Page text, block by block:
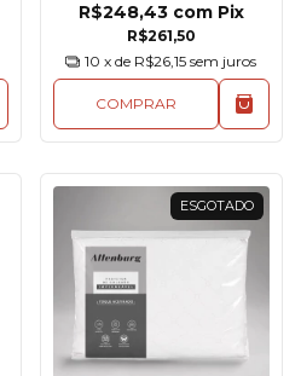
R$261,50
R$248,43 com Pix
10 x de R$26,15 sem juros
COMPRAR
ESGOTADO